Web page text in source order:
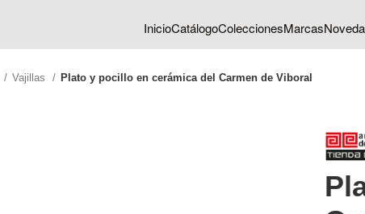
InicioCatálogoColeccionesMarcas
Vajillas Plato y pocillo en cerámica del Carmen de Viboral